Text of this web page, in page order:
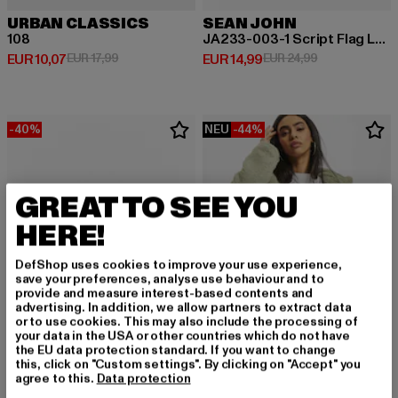
URBAN CLASSICS
108
EUR 10,07
Derzeitiger Preis: EUR 10,07
EUR 17,99Aktionspreis: EUR 17,99
SEAN JOHN
JA233-003-1 Script Flag Label Short Beanie
EUR 14,99
Derzeitiger Preis: EUR 14,99
EUR 24,99Aktionspreis:
-40%
URBAN CLASSICS
NEU -44%
URBAN CLASSICS
GREAT TO SEE YOU
HERE!
DefShop uses cookies to improve your use experience,
save your preferences, analyse use behaviour and to
provide and measure interest-based contents and
advertising. In addition, we allow partners to extract data
or to use cookies. This may also include the processing of
your data in the USA or other countries which do not have
the EU data protection standard. If you want to change
this, click on "Custom settings". By clicking on "Accept" you
agree to this. Data protection